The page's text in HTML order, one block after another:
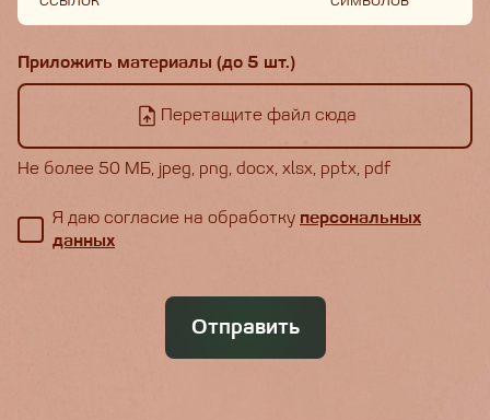
Приложить материалы (до 5 шт.)
Перетащите файл сюда
Не более 50 МБ, jpeg, png, docx, xlsx, pptx, pdf
Я даю согласие на обработку персональных
данных
Отправить